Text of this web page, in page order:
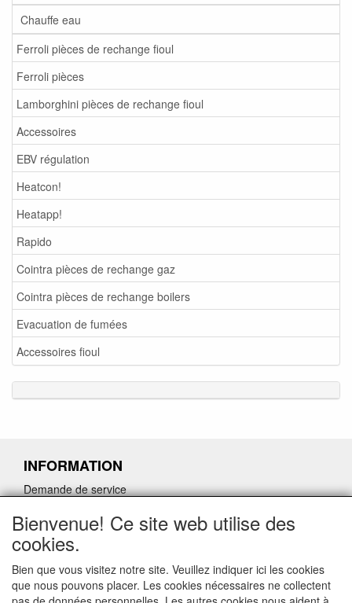
Chauffe eau
Ferroli pièces de rechange fioul
Ferroli pièces
Lamborghini pièces de rechange fioul
Accessoires
EBV régulation
Heatcon!
Heatapp!
Rapido
Cointra pièces de rechange gaz
Cointra pièces de rechange boilers
Evacuation de fumées
Accessoires fioul
INFORMATION
Demande de service
Demander un lien d'annulation
Bienvenue! Ce site web utilise des
cookies.
Bien que vous visitez notre site. Veuillez indiquer ici les cookies
que nous pouvons placer. Les cookies nécessaires ne collectent